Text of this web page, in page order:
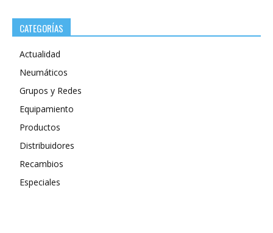
CATEGORÍAS
Actualidad
Neumáticos
Grupos y Redes
Equipamiento
Productos
Distribuidores
Recambios
Especiales